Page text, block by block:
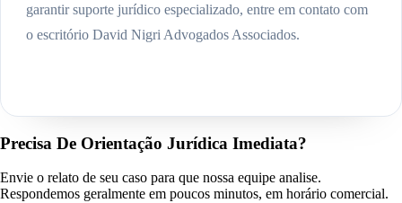
garantir suporte jurídico especializado, entre em contato com
o escritório David Nigri Advogados Associados.
Precisa De Orientação Jurídica Imediata?
Envie o relato de seu caso para que nossa equipe analise.
Respondemos geralmente em poucos minutos, em horário comercial.